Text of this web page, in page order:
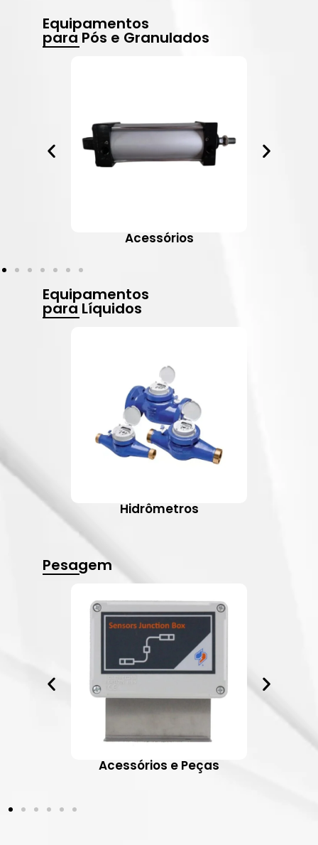
Equipamentos
para Pós e Granulados
Acessórios
Equipamentos
para Líquidos
Hidrômetros
Pesagem
Acessórios e Peças